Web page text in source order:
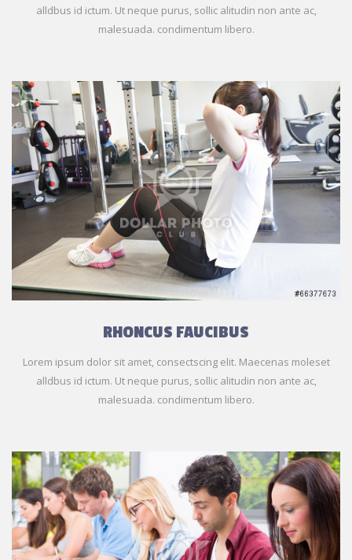
alldbus id ictum. Ut neque purus, sollic alitudin non ante ac,
malesuada. condimentum libero.
RHONCUS FAUCIBUS
Lorem ipsum dolor sit amet, consectscing elit. Maecenas moleset
alldbus id ictum. Ut neque purus, sollic alitudin non ante ac,
malesuada. condimentum libero.